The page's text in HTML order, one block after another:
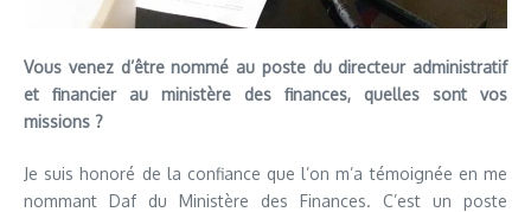
Vous venez d’être nommé au poste du directeur administratif
et financier au ministère des finances, quelles sont vos
missions ?
Je suis honoré de la confiance que l’on m’a témoignée en me
nommant Daf du Ministère des Finances. C’est un poste